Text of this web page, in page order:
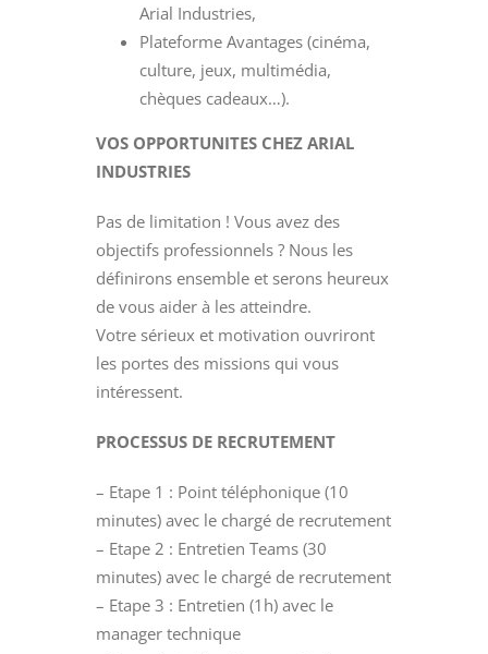
Arial Industries,
Plateforme Avantages (cinéma,
culture, jeux, multimédia,
chèques cadeaux…).
VOS OPPORTUNITES CHEZ ARIAL
INDUSTRIES
Pas de limitation ! Vous avez des
objectifs professionnels ? Nous les
définirons ensemble et serons heureux
de vous aider à les atteindre.
Votre sérieux et motivation ouvriront
les portes des missions qui vous
intéressent.
PROCESSUS DE RECRUTEMENT
– Etape 1 : Point téléphonique (10
minutes) avec le chargé de recrutement
– Etape 2 : Entretien Teams (30
minutes) avec le chargé de recrutement
– Etape 3 : Entretien (1h) avec le
manager technique